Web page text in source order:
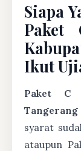
Siapa
Paket
Ikut
Paket C
Tangerang
syarat
ataupun